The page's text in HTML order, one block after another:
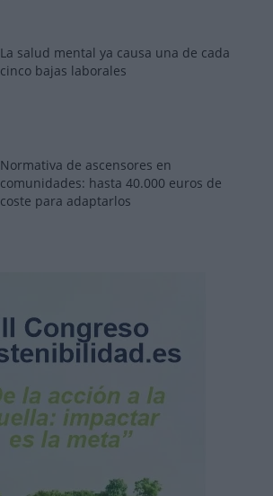
La salud mental ya causa una de cada
cinco bajas laborales
Normativa de ascensores en
comunidades: hasta 40.000 euros de
coste para adaptarlos